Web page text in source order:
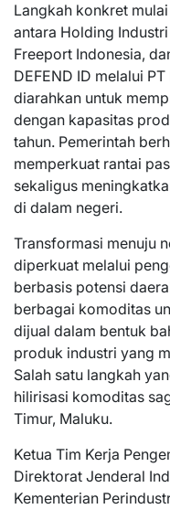
Langkah konkret
antara Holding
Freeport Indonesia,
DEFEND ID melalui
diarahkan untuk
dengan kapasitas
tahun. Pemerintah
memperkuat rantai
sekaligus
di dalam negeri.
Transformasi menuju
diperkuat melalui
berbasis potensi
berbagai komoditas
dijual dalam bentuk
produk industri yang
Salah satu langkah
hilirisasi komoditas
Timur, Maluku.
Ketua Tim Kerja
Direktorat Jenderal
Kementerian